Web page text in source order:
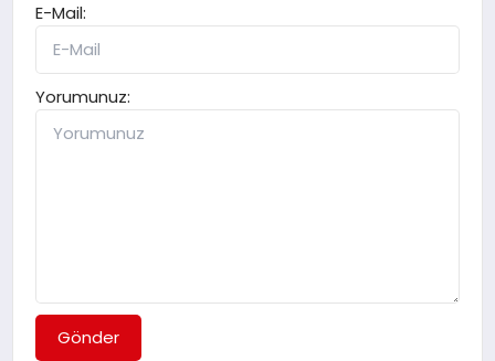
E-Mail:
Yorumunuz:
Gönder